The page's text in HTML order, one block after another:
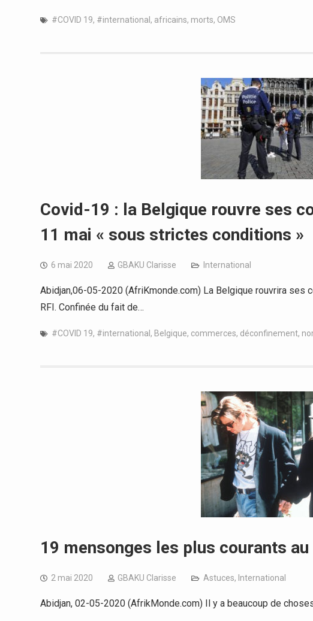
#COVID 19, #international , africains, morts, OMS
Covid-19 : la Belgique rouvre ses
11 mai « sous strictes conditions »
6 mai 2020 GBAKU Clarisse International
Abidjan,06-05-2020 (AfriKmonde.com) La Belgique rouvrira
RFI. Confinée du fait de…
#COVID 19, #international , Belgique, commerces, déconfinement,
19 mensonges les plus courants au
2 mai 2020 GBAKU Clarisse Astuces, International
Abidjan, 02-05-2020 (AfrikMonde.com) Il y a beaucoup de